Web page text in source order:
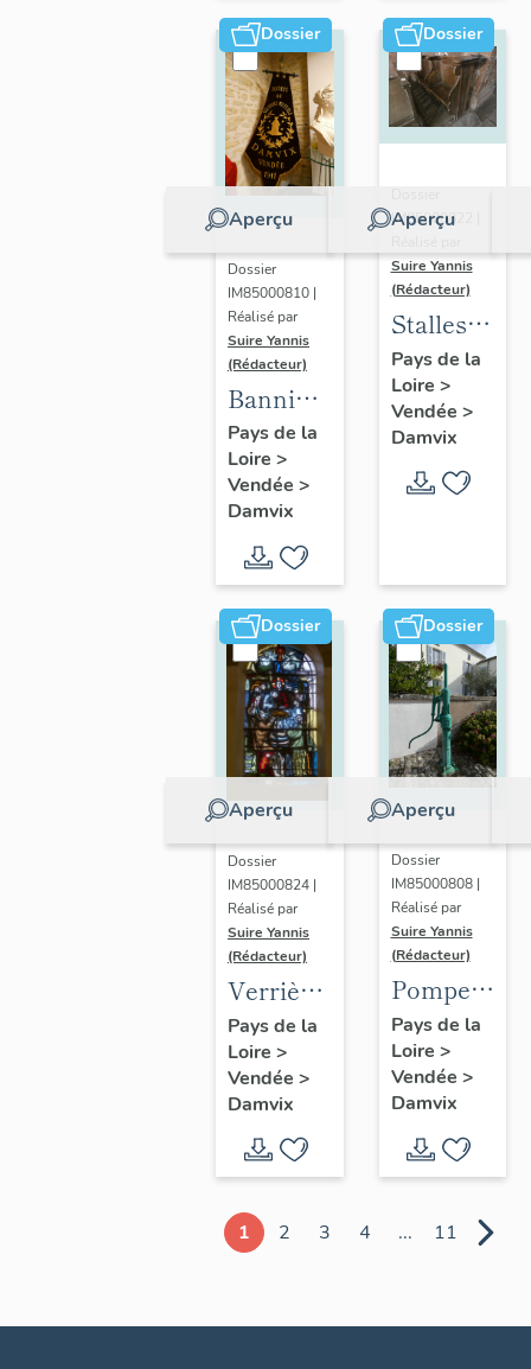
Dossier
Aperçu
Dossier
IM85000810 |
Réalisé par
Suire Yannis
(Rédacteur)
Bannière
de la
Société
de
mutuels
de
Damvix
Pays de la
Loire >
Vendée >
Damvix
Dossier
Aperçu
IM85000822 |
Suire Yannis
(Rédacteur)
Stalles
(2)
Pays de la
Loire >
Vendée >
Damvix
Dossier
Aperçu
Dossier
IM85000824 |
Réalisé par
Suire Yannis
(Rédacteur)
Verrières
(ensemble
de 13) :
paraboles,
de la vie
de Jésus
et de la
vie de
Pays de la
Loire >
Vendée >
Damvix
Dossier
Aperçu
Dossier
IM85000808 |
Réalisé par
Suire Yannis
(Rédacteur)
Pompe à
eau ;
place
André-
Pays de la
Loire >
Vendée >
Damvix
1 2 3 4 ... 11